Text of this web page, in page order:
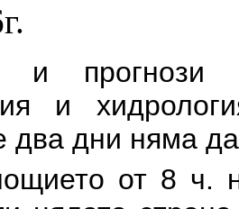
прогнози
и
два дни няма
от 8 ч.